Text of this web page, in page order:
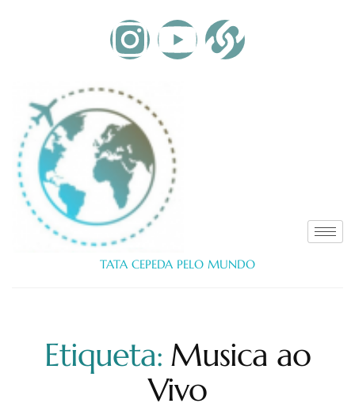
TATA CEPEDA PELO MUNDO
Etiqueta: Musica ao
Vivo